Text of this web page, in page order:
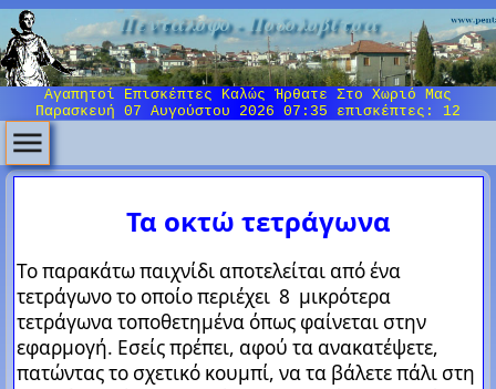
Πεντάλοφο - Ποδολοβίτσα
Αγαπητοί Επισκέπτες Καλώς Ήρθατε Στο Χωριό Μας
Παρασκευή 07 Αυγούστου 2026 07:35 επισκέπτες: 12
Τα οκτώ τετράγωνα
Το παρακάτω παιχνίδι αποτελείται από ένα
τετράγωνο το οποίο περιέχει 8 μικρότερα
τετράγωνα τοποθετημένα όπως φαίνεται στην
εφαρμογή. Εσείς πρέπει, αφού τα ανακατέψετε,
πατώντας το σχετικό κουμπί, να τα βάλετε πάλι στη